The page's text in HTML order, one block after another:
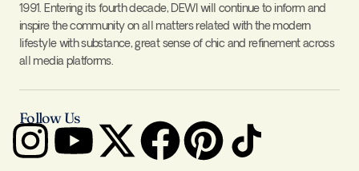
1991. Entering its fourth decade, DEWI will continue to inform and
inspire the community on all matters related with the modern
lifestyle with substance, great sense of chic and refinement across
all media platforms.
Follow Us